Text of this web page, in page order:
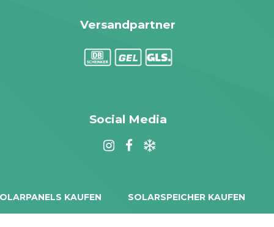
Versandpartner
Social Media
KAUFEN
SOLARSPEICHER KAUFEN